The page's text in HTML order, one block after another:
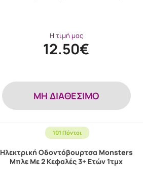
Η τιμή μας
12.50€
MH ΔΙΑΘΕΣΙΜΟ
101 Πόντοι
Ηλεκτρική Οδοντόβουρτσα Monsters
Μπλε Με 2 Κεφαλές 3+ Ετών 1τμχ